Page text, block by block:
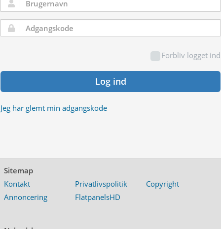
Brugernavn:
Adgangskode:
Forbliv logget ind
Log ind
Jeg har glemt min adgangskode
Sitemap
Kontakt
Privatlivspolitik
Copyright
Annoncering
FlatpanelsHD